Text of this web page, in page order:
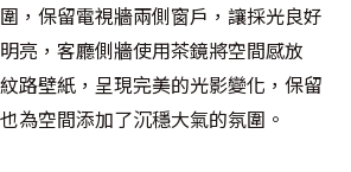
，保留電視牆兩側窗戶，讓採光良好
亮，客廳側牆使用茶鏡將空間感放
路壁紙，呈現完美的光影變化，保留
為空間添加了沉穩大氣的氛圍。